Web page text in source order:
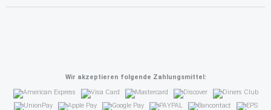
Wir akzeptieren folgende Zahlungsmittel: